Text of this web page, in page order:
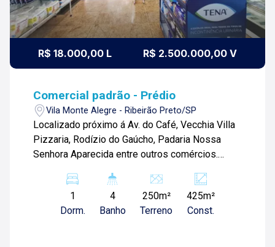
R$ 18.000,00 L R$ 2.500.000,00 V
Comercial padrão - Prédio
Vila Monte Alegre - Ribeirão Preto/SP
Localizado próximo á Av. do Café, Vecchia Villa
Pizzaria, Rodízio do Gaúcho, Padaria Nossa
Senhora Aparecida entre outros comércios.
Salão amplo; -01 banheiro social e 03 lavabos; -
Depósito; -Cozinha; -Área de serviço. Piso
superior: -02 salas; -02 lavabos. Para mais
1
Dorm.
4
Banho
250m²
Terreno
425m²
Const.